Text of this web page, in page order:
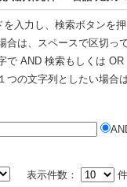
入力し、検索ボタンを
は、スペースで区切っ
AND 検索もしくは
の文字列としたい場合
表示件数：